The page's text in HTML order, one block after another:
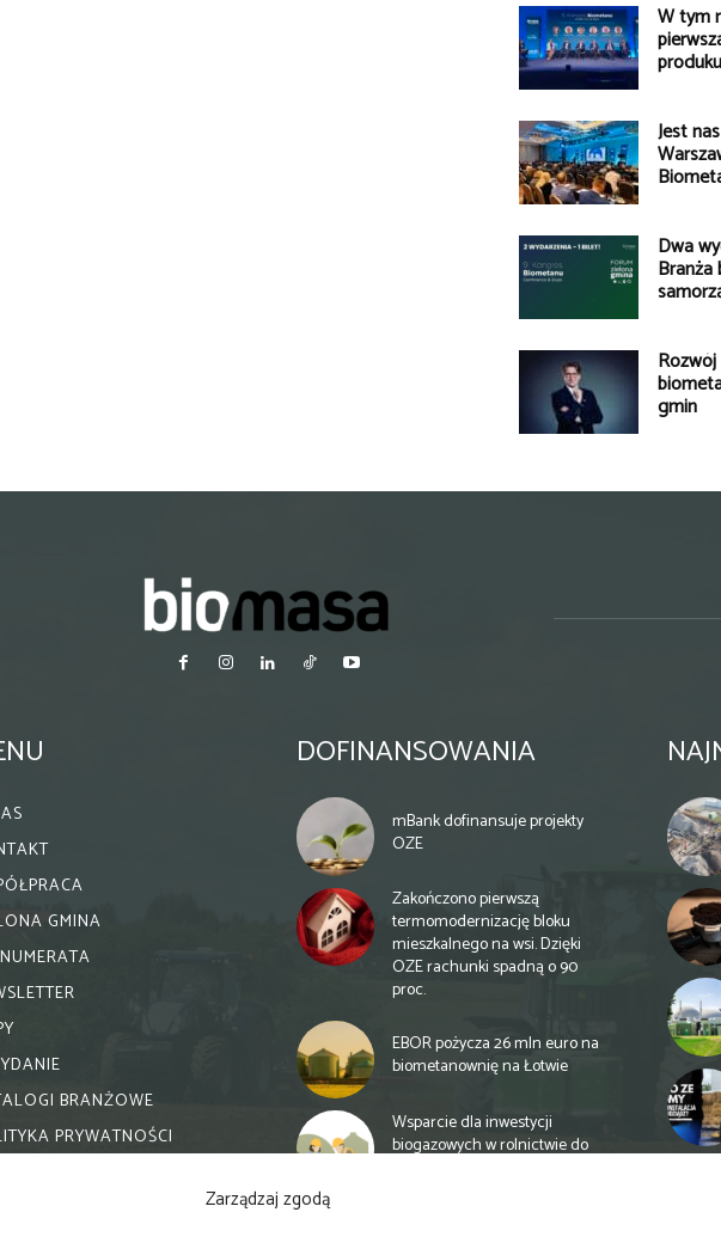
Zarządzaj zgodą
W tym
Jest
Dwa
gmin
GMINA
BRANŻOWE
PRYWATNOŚCI
DOFINANSOWANIA
mBank dofinansuje projekty
OZE
Zakończono pierwszą
termomodernizację bloku
mieszkalnego na wsi. Dzięki
OZE rachunki spadną o 90
proc.
EBOR pożycza 26 mln euro na
biometanownię na Łotwie
Wsparcie dla inwestycji
biogazowych w rolnictwie do